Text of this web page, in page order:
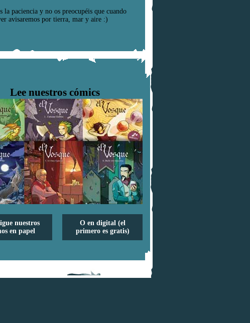
la paciencia y no os preocupéis que cuando
avisaremos por tierra, mar y aire :)
Lee nuestros cómics
nuestros
en papel
O en digital (el
primero es gratis)